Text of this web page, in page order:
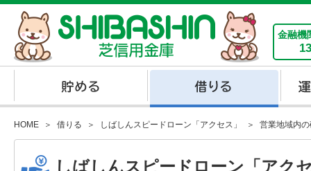
金融機
HOME 借りる しばしんスピードローン「アクセス」 営業地域内
しばしんスピードローン「アク